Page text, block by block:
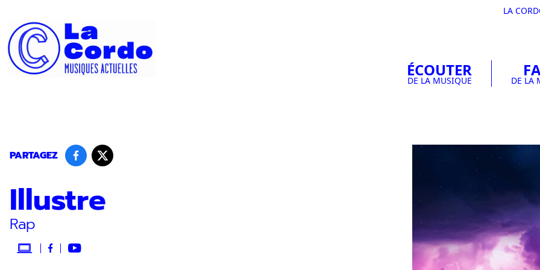
LA
ÉCOUTER
DE LA MUSIQUE DE LA
PARTAGEZ
Illustre
Rap